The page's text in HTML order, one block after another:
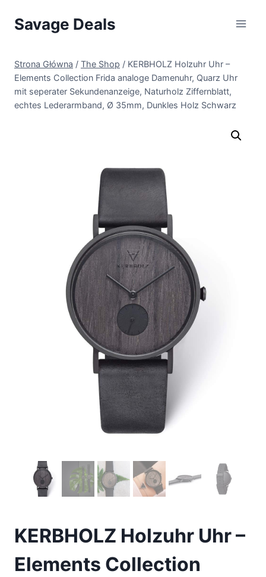
Savage Deals
Strona Główna / The Shop / KERBHOLZ Holzuhr Uhr –
Elements Collection Frida analoge Damenuhr, Quarz Uhr
mit seperater Sekundenanzeige, Naturholz Ziffernblatt,
echtes Lederarmband, Ø 35mm, Dunkles Holz Schwarz
KERBHOLZ Holzuhr Uhr –
Elements Collection